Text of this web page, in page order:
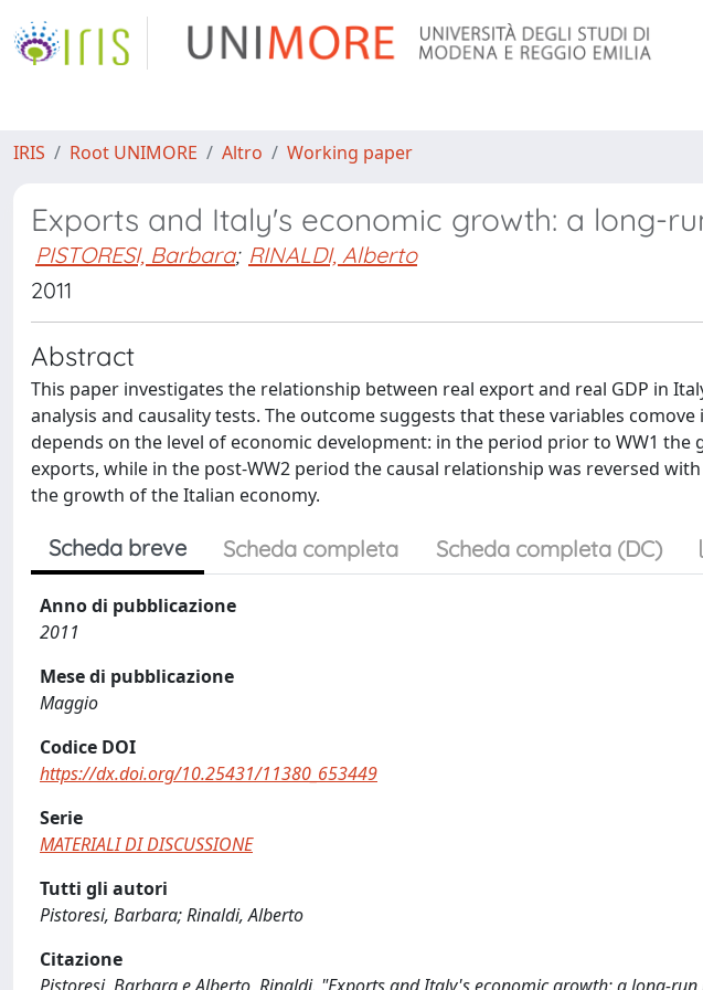
IRIS Root UNIMORE Altro Working paper
Exports and Italy's economic growth: a long-
PISTORESI, Barbara; RINALDI, Alberto
2011
Abstract
This paper investigates the relationship between real export and real GDP in
analysis and causality tests. The outcome suggests that these variables
depends on the level of economic development: in the period prior to WW1
exports, while in the post-WW2 period the causal relationship was reversed
the growth of the Italian economy.
Scheda breve Scheda completa Scheda completa (DC)
Anno di pubblicazione
2011
Mese di pubblicazione
Maggio
Codice DOI
https://dx.doi.org/10.25431/11380_653449
Serie
MATERIALI DI DISCUSSIONE
Tutti gli autori
Pistoresi, Barbara; Rinaldi, Alberto
Citazione